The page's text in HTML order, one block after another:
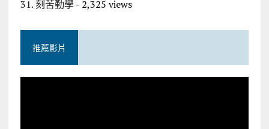
31. 刻苦勤學- 2,325 views
推薦影片